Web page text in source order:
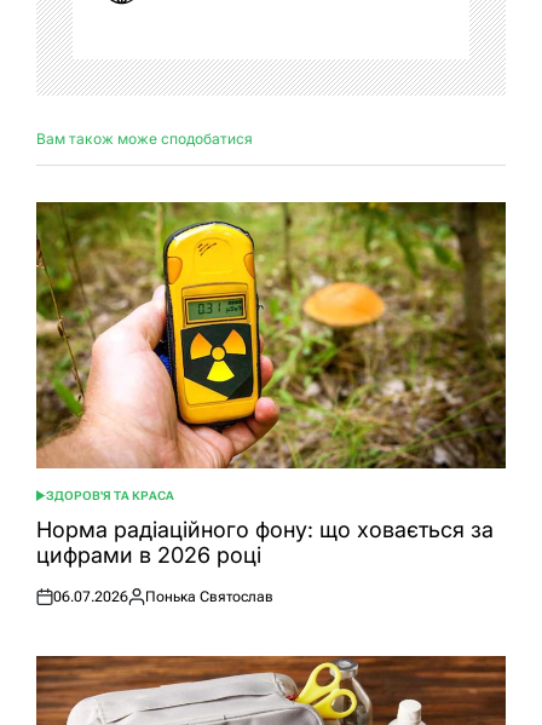
Вам також може сподобатися
ОПУБЛІКУВАТИ
У
ЗДОРОВ'Я ТА КРАСА
Норма радіаційного фону: що ховається за
цифрами в 2026 році
Оприлюднено
06.07.2026
Опубліковано
Понька Святослав